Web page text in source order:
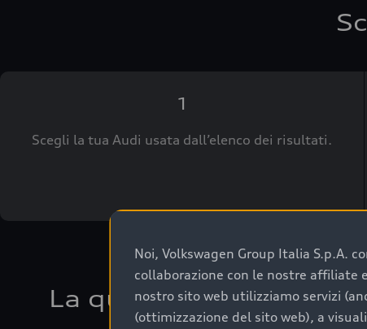
1
Scegli la tua Audi usata dall’elenco dei risultati.
La qualità di
Noi, Volkswagen Group Italia S.p.A.
collaborazione con le nostre affiliate
nostro sito web utilizziamo servizi
(ottimizzazione del sito web), a